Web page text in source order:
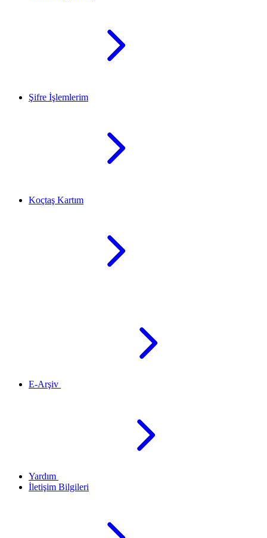
Şifre İşlemlerim
Koçtaş Kartım
E-Arşiv
Yardım
İletişim Bilgileri